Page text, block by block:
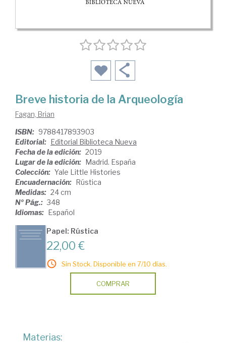
Breve historia de la Arqueología
Fagan, Brian
ISBN: 9788417893903
Editorial: Editorial Biblioteca Nueva
Fecha de la edición: 2019
Lugar de la edición: Madrid. España
Colección: Yale Little Histories
Encuadernación: Rústica
Medidas: 24 cm
Nº Pág.: 348
Idiomas: Español
Papel: Rústica
22,00 €
Sin Stock. Disponible en 7/10 días.
COMPRAR
Materias: